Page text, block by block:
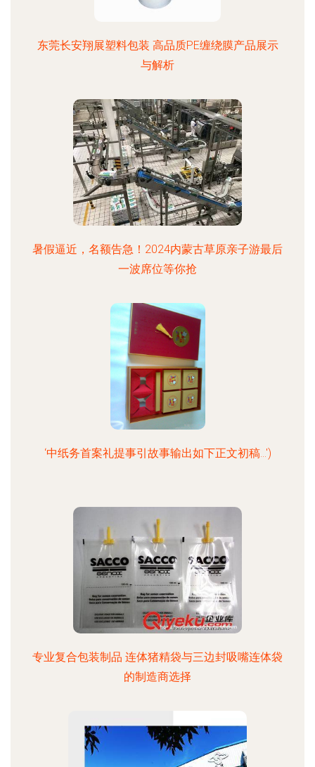
东莞长安翔展塑料包装 高品质PE缠绕膜产品展示
与解析
暑假逼近，名额告急！2024内蒙古草原亲子游最后
一波席位等你抢
‘中纸务首案礼提事引故事输出如下正文初稿...')
专业复合包装制品 连体猪精袋与三边封吸嘴连体袋
的制造商选择